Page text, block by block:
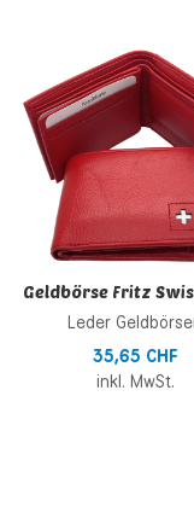
Geldbörse Fritz
Leder
35,65 CHF
inkl. MwSt.